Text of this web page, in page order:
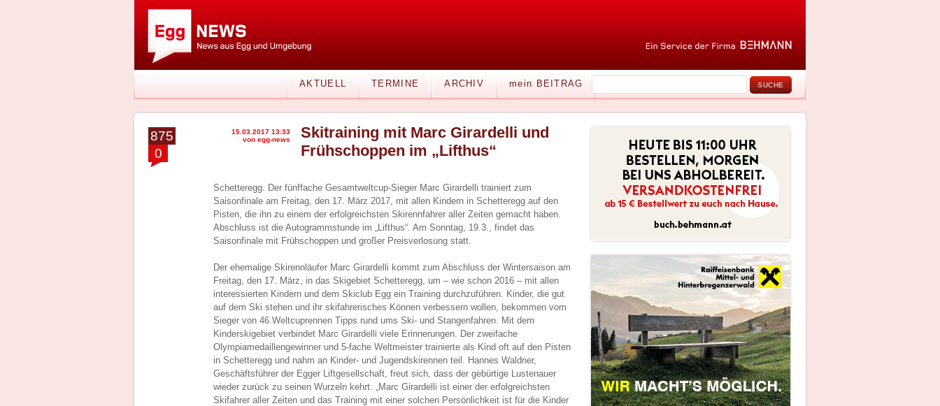
AKTUELL TERMINE ARCHIV mein BEITRAG
875
0
15.03.2017 13:33
von egg-news
Skitraining mit Marc Girardelli und
Frühschoppen im „Lifthus“
Schetteregg. Der fünffache Gesamtweltcup-Sieger Marc Girardelli trainiert zum
Saisonfinale am Freitag, den 17. März 2017, mit allen Kindern in Schetteregg auf den
Pisten, die ihn zu einem der erfolgreichsten Skirennfahrer aller Zeiten gemacht haben.
Abschluss ist die Autogrammstunde im „Lifthus“. Am Sonntag, 19.3., findet das
Saisonfinale mit Frühschoppen und großer Preisverlosung statt.
Der ehemalige Skirennläufer Marc Girardelli kommt zum Abschluss der Wintersaison am
Freitag, den 17. März, in das Skigebiet Schetteregg, um – wie schon 2016 – mit allen
interessierten Kindern und dem Skiclub Egg ein Training durchzuführen. Kinder, die gut
auf dem Ski stehen und ihr skifahrerisches Können verbessern wollen, bekommen vom
Sieger von 46 Weltcuprennen Tipps rund ums Ski- und Stangenfahren. Mit dem
Kinderskigebiet verbindet Marc Girardelli viele Erinnerungen. Der zweifache
Olympiamedaillengewinner und 5-fache Weltmeister trainierte als Kind oft auf den Pisten
in Schetteregg und nahm an Kinder- und Jugendskirennen teil. Hannes Waldner,
Geschäftsführer der Egger Liftgesellschaft, freut sich, dass der gebürtige Lustenauer
wieder zurück zu seinen Wurzeln kehrt: „Marc Girardelli ist einer der erfolgreichsten
Skifahrer aller Zeiten und das Training mit einer solchen Persönlichkeit ist für die Kinder